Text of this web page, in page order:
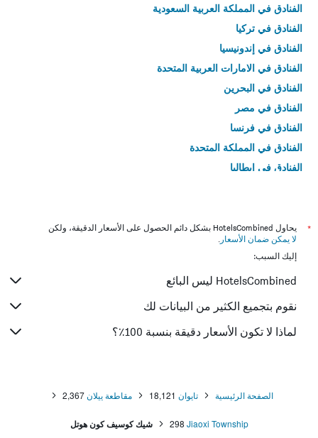
الفنادق في المملكة العربية السعودية
الفنادق في تركيا
الفنادق في إندونيسيا
الفنادق في الامارات العربية المتحدة
الفنادق في البحرين
الفنادق في مصر
الفنادق في فرنسا
الفنادق في المملكة المتحدة
الفنادق في إيطاليا
*
يحاول HotelsCombined بشكل دائم الحصول على الأسعار الدقيقة، ولكن
لا يمكن ضمان الأسعار .
إليك السبب:
HotelsCombined ليس البائع
نقوم بتجميع الكثير من البيانات لك
لماذا لا تكون الأسعار دقيقة بنسبة 100٪؟
الصفحة الرئيسية تايوان 18,121 مقاطعة ييلان 2,367
Jiaoxi Township
298 شيك كوسيف كون هوتل